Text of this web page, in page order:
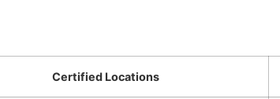
Certified Locations